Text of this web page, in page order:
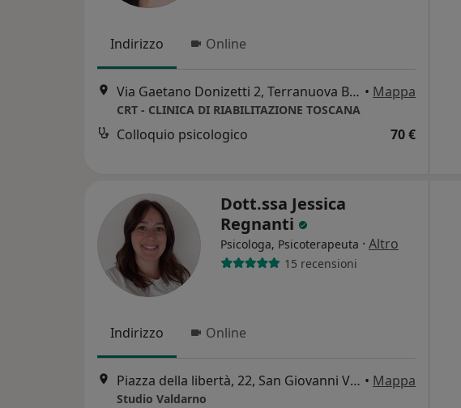
Indirizzo Online
Via Gaetano Donizetti 2, Terranuova Bracciolini • Mappa
CRT - CLINICA DI RIABILITAZIONE TOSCANA
Colloquio psicologico 70 €
Dott.ssa Jessica
Regnanti
Psicologa, Psicoterapeuta · Altro
15 recensioni
Indirizzo Online
Piazza della libertà, 22, San Giovanni Valdarno • Mappa
Studio Valdarno